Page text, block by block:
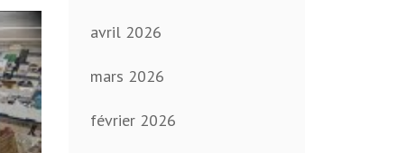
avril 2026
mars 2026
février 2026